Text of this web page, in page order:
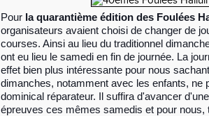
Pour la quarantième édition des Foulées
organisateurs avaient choisi de changer de
courses. Ainsi au lieu du traditionnel
ont eu lieu le samedi en fin de journée. La
effet bien plus intéressante pour nous
dimanches, notamment avec les enfants, ne
dominical réparateur. Il suffira d'avancer
épreuves ces mêmes samedis et pour nous,